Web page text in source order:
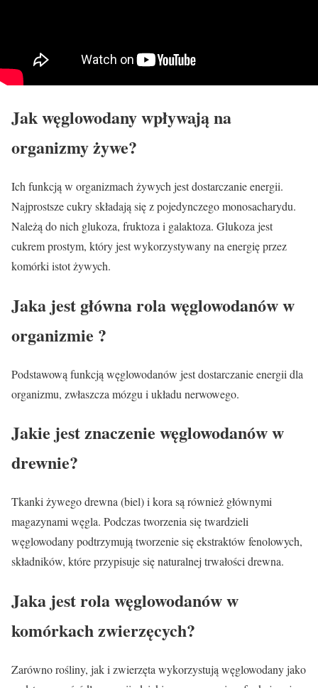
Jak węglowodany wpływają na
organizmy żywe?
Ich funkcją w organizmach żywych jest dostarczanie energii.
Najprostsze cukry składają się z pojedynczego monosacharydu.
Należą do nich glukoza, fruktoza i galaktoza. Glukoza jest
cukrem prostym, który jest wykorzystywany na energię przez
komórki istot żywych.
Jaka jest główna rola węglowodanów w
organizmie ?
Podstawową funkcją węglowodanów jest dostarczanie energii dla
organizmu, zwłaszcza mózgu i układu nerwowego.
Jakie jest znaczenie węglowodanów w
drewnie?
Tkanki żywego drewna (biel) i kora są również głównymi
magazynami węgla. Podczas tworzenia się twardzieli
węglowodany podtrzymują tworzenie się ekstraktów fenolowych,
składników, które przypisuje się naturalnej trwałości drewna.
Jaka jest rola węglowodanów w
komórkach zwierzęcych?
Zarówno rośliny, jak i zwierzęta wykorzystują węglowodany jako